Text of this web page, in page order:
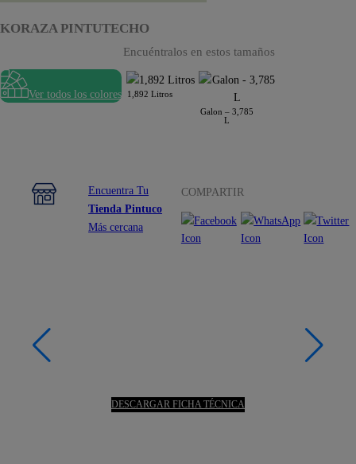
KORAZA PINTUTECHO
Ver todos los colores
Encuéntralos en estos tamaños
1,892 Litros
Galon – 3,785
L
Encuentra Tu
Tienda Pintuco
Más cercana
COMPARTIR
DESCARGAR FICHA TÉCNICA